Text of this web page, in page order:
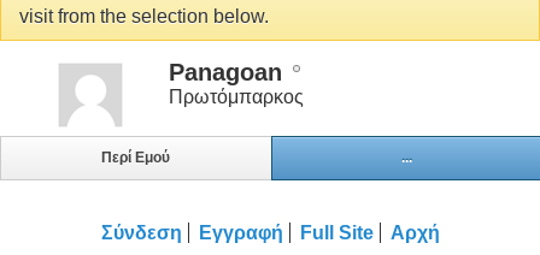
visit from the selection below.
Panagoan
Πρωτόμπαρκος
Περί Εμού ...
Σύνδεση Εγγραφή Full Site Αρχή